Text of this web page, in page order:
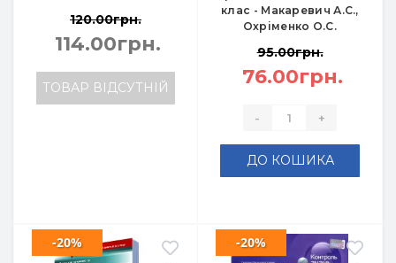
120.00грн.
114.00грн.
ТОВАР ВІДСУТНІЙ
клас - Макаревич А.С.,
Охріменко О.С.
95.00грн.
76.00грн.
- +
ДО КОШИКА
-20% -20%